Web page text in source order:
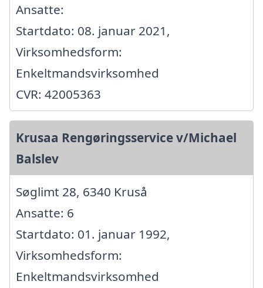
Ansatte:
Startdato: 08. januar 2021,
Virksomhedsform:
Enkeltmandsvirksomhed
CVR: 42005363
Krusaa Rengøringsservice v/Michael
Balslev
Søglimt 28, 6340 Kruså
Ansatte: 6
Startdato: 01. januar 1992,
Virksomhedsform:
Enkeltmandsvirksomhed